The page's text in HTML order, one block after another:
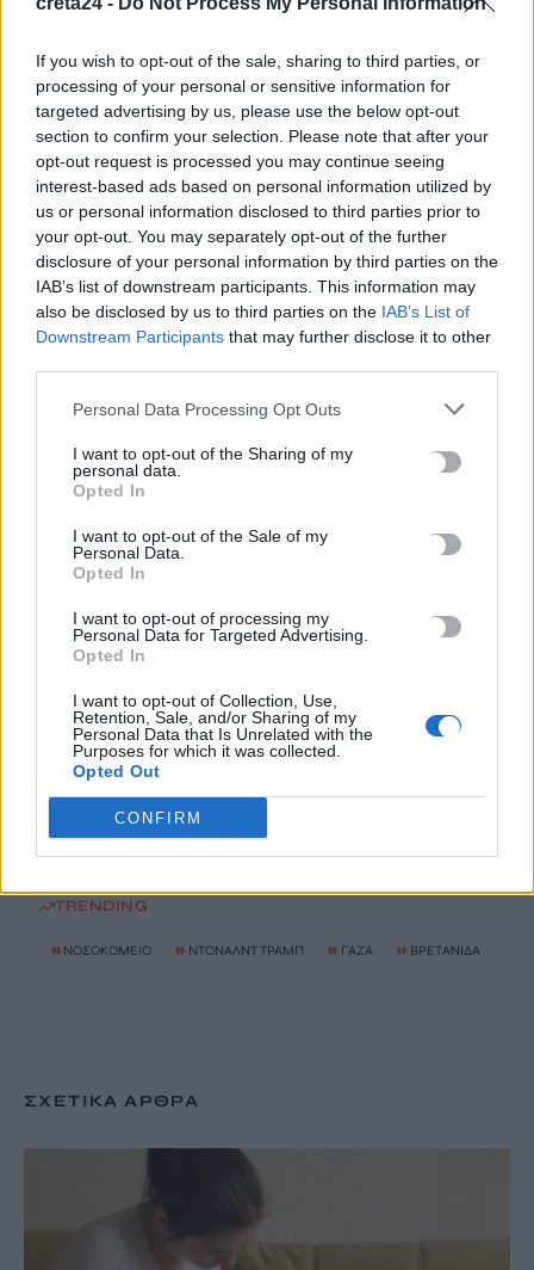
If you wish to opt-out of the sale, sharing to third parties, or
processing of your personal or sensitive information for
targeted advertising by us, please use the below opt-out
section to confirm your selection. Please note that after your
opt-out request is processed you may continue seeing
interest-based ads based on personal information utilized by
us or personal information disclosed to third parties prior to
your opt-out. You may separately opt-out of the further
disclosure of your personal information by third parties on the
IAB’s list of downstream participants. This information may
also be disclosed by us to third parties on the IAB’s List of
Downstream Participants that may further disclose it to other
Personal Data Processing Opt Outs
I want to opt-out of the Sharing of my
personal data.
Opted In
I want to opt-out of the Sale of my
Personal Data.
Opted In
I want to opt-out of processing my
Personal Data for Targeted Advertising.
Opted In
I want to opt-out of Collection, Use,
Retention, Sale, and/or Sharing of my
Personal Data that Is Unrelated with the
Purposes for which it was collected.
Opted Out
CONFIRM
ΟΠΕΚΑ: Νέα πληρωμή στις 7 Αυγούστου για τρίτεκνες και
6 Αυγούστου, 2026
Χρίστος Δήμας: «Προχωρούν τα έργα σε όλο το μήκος του
ΒΟΑΚ»
Λιμάνι Ηρακλείου: Έμπλεξε ο κάβος στην προπέλα του
πλοίου – Περιπέτεια για 704 επιβάτες
6 Αυγούστου, 2026
6 Αυγούστου, 2026
Guardian: Έτοιμο το πρώτο κατασκευαστικό συμβόλαιο στη
6 Αυγούστου, 2026
υποψιάζομαι» -Όσα αποκάλυψε στις Aρχές η σύζυγος του
Αφγανού
Γερμανία: Τουλάχιστον 25 τραυματίες από σύγκρουση δύο
6 Αυγούστου, 2026
TRENDING
# ΝΟΣΟΚΟΜΕΙΟ # ΝΤΟΝΑΛΝΤ ΤΡΑΜΠ # ΓΑΖΑ # ΒΡΕΤΑΝΙΔΑ
ΣΧΕΤΙΚΆ ΆΡΘΡΑ